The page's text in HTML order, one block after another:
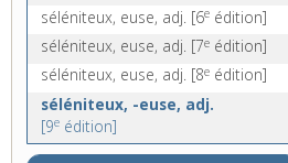
self-made man, n. m.
séléniteux, euse, adj. [6e édition]
séléniteux, euse, adj. [7e édition]
séléniteux, euse, adj. [8e édition]
séléniteux, -euse, adj.
[9e édition]